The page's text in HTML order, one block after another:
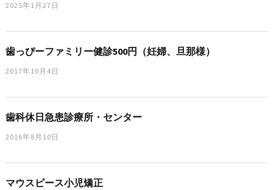
2025年1月27日
歯っぴーファミリー健診500円（妊婦、旦那様）
2017年10月4日
歯科休日急患診療所・センター
2016年8月10日
マウスピース小児矯正